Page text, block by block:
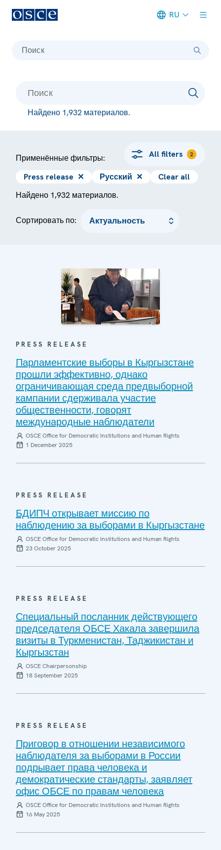
RU
Поиск
Найдено 1,932 материалов.
Применённые фильтры: All filters 2
Press release ✕ Русский ✕
Clear all
Найдено 1,932 материалов.
Сортировать по:
PRESS RELEASE
Парламентские выборы в Кыргызстане
прошли эффективно, однако
ограничивающая среда предвыборной
кампании сдерживала участие
общественности, говорят
международные наблюдатели
OSCE Office for Democratic Institutions and Human Rights
1 December 2025
PRESS RELEASE
БДИПЧ открывает миссию по
наблюдению за выборами в Кыргызстане
OSCE Office for Democratic Institutions and Human Rights
23 October 2025
PRESS RELEASE
Специальный посланник действующего
председателя ОБСЕ Хакала завершила
визиты в Туркменистан, Таджикистан и
Кыргызстан
OSCE Chairpersonship
18 September 2025
PRESS RELEASE
Приговор в отношении независимого
наблюдателя за выборами в России
подрывает права человека и
демократические стандарты, заявляет
офис ОБСЕ по правам человека
OSCE Office for Democratic Institutions and Human Rights
16 May 2025